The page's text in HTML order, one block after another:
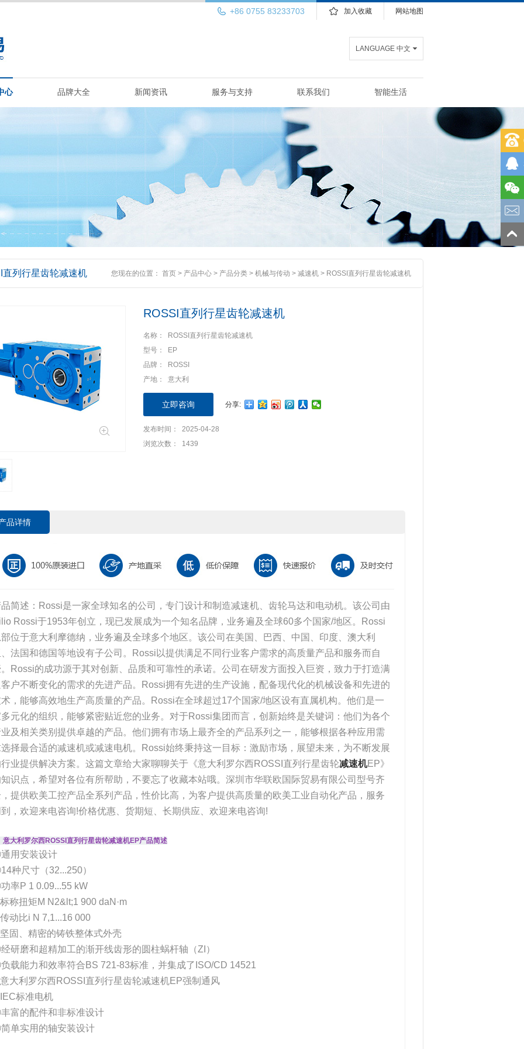
网站地图
加入收藏
+86 0755 83233703
LANGUAGE 中文
心 品牌大全 新闻资讯 服务与支持 联系我们 智能生活
直列行星齿轮减速机 您现在的位置： 首页 > 产品中心 > 产品分类 > 机械与传动 > 减速机 > ROSSI直列行星齿轮减速机
ROSSI直列行星齿轮减速机
名称： ROSSI直列行星齿轮减速机
型号： EP
品牌： ROSSI
产地： 意大利
立即咨询 分享:
发布时间： 2025-04-28
浏览次数： 1439
品详情
简述：Rossi是一家全球知名的公司，专门设计和制造减速机、齿轮马达和电动机。该公司由
Rossi于1953年创立，现已发展成为一个知名品牌，业务遍及全球60多个国家/地区。Rossi
位于意大利摩德纳，业务遍及全球多个地区。该公司在美国、巴西、中国、印度、澳大利
法国和德国等地设有子公司。Rossi以提供满足不同行业客户需求的高质量产品和服务而自
Rossi的成功源于其对创新、品质和可靠性的承诺。公司在研发方面投入巨资，致力于打造满
户不断变化的需求的先进产品。Rossi拥有先进的生产设施，配备现代化的机械设备和先进的
，能够高效地生产高质量的产品。Rossi在全球超过17个国家/地区设有直属机构。他们是一
元化的组织，能够紧密贴近您的业务。对于Rossi集团而言，创新始终是关键词：他们为各个
及相关类别提供卓越的产品。他们拥有市场上最齐全的产品系列之一，能够根据各种应用需
择最合适的减速机或减速电机。Rossi始终秉持这一目标：激励市场，展望未来，为不断发展
业提供解决方案。这篇文章给大家聊聊关于《意大利罗尔西ROSSI直列行星齿轮减速机EP》
识点，希望对各位有所帮助，不要忘了收藏本站哦。深圳市华联欧国际贸易有限公司型号齐
提供欧美工控产品全系列产品，性价比高，为客户提供高质量的欧美工业自动化产品，服务
，欢迎来电咨询!价格优惠、货期短、长期供应、欢迎来电咨询!
意大利罗尔西ROSSI直列行星齿轮减速机EP产品简述
用安装设计
种尺寸（32...250）
率P 1 0.09...55 kW
称扭矩M N2&lt;1 900 daN·m
动比i N 7,1...16 000
固、精密的铸铁整体式外壳
研磨和超精加工的渐开线齿形的圆柱蜗杆轴（ZI）
载能力和效率符合BS 721-83标准，并集成了ISO/CD 14521
大利罗尔西ROSSI直列行星齿轮减速机EP强制通风
标准电机
富的配件和非标准设计
单实用的轴安装设计